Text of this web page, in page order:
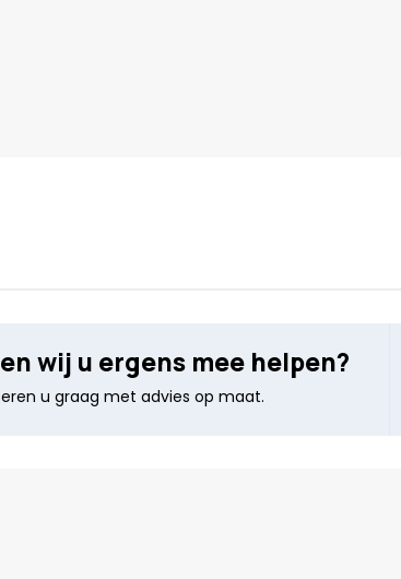
wij u ergens mee helpen?
u graag met advies op maat.